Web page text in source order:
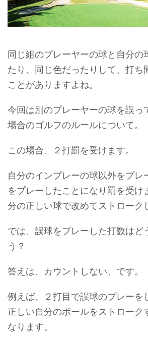
同じ組のプレーヤーの球と自分の
たり、同じ色だったりして、打ち
ことがありますよね。
今回は別のプレーヤーの球を誤っ
場合のゴルフのルールについて。
この場合、２打罰を受けます。
自分のインプレーの球以外をプレ
をプレーしたことになり罰を受け
分の正しい球で改めてストローク
では、誤球をプレーした打数はど
う？
答えは、カウントしない、です。
例えば、２打目で誤球のプレーを
正しい自分のボールをストローク
なります。